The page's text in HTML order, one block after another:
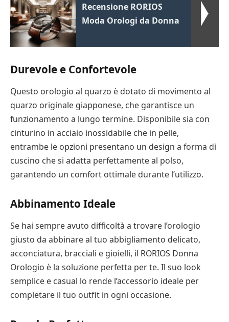
Recensione RORIOS
Moda Orologi da Donna
Durevole e Confortevole
Questo orologio al quarzo è dotato di movimento al
quarzo originale giapponese, che garantisce un
funzionamento a lungo termine. Disponibile sia con
cinturino in acciaio inossidabile che in pelle,
entrambe le opzioni presentano un design a forma di
cuscino che si adatta perfettamente al polso,
garantendo un comfort ottimale durante l’utilizzo.
Abbinamento Ideale
Se hai sempre avuto difficoltà a trovare l’orologio
giusto da abbinare al tuo abbigliamento delicato,
acconciatura, bracciali e gioielli, il RORIOS Donna
Orologio è la soluzione perfetta per te. Il suo look
semplice e casual lo rende l’accessorio ideale per
completare il tuo outfit in ogni occasione.